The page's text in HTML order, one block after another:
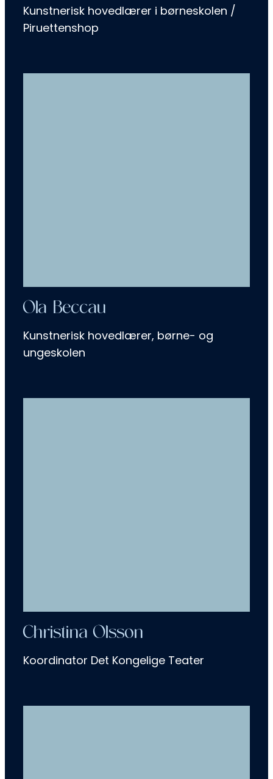
Kunstnerisk hovedlærer i børneskolen /
Piruettenshop
Ola Beccau
Kunstnerisk hovedlærer, børne- og
ungeskolen
Christina Olsson
Koordinator Det Kongelige Teater